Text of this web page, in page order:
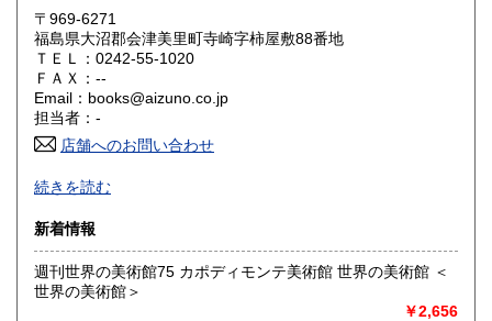
岡山県
山口県 360円
香川県 360円
高知県 360円
佐賀県
熊本県 360円 大分県 360円
宮崎県
〒969-6271
福島県大沼郡会津美里町寺崎字柿屋敷88番地
ＴＥＬ：0242-55-1020
ＦＡＸ：--
Email：books@aizuno.co.jp
担当者：-
店舗へのお問い合わせ
７月７日から１０日まで「夏休み」とさせていただきます。
その間の「発送」及び「ご対応」も休ませていただきます。
降、順次ご対応いたします。
よろしくお願いいたします。
沿線名：-
続きを読む
新着情報
週刊世界の美術館75 カポディモンテ美術館 世界の美術館 ＜
世界の美術館＞
￥2,656